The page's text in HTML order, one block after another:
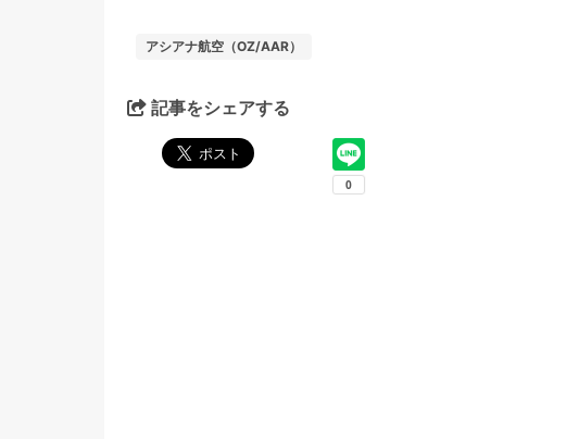
アシアナ航空（OZ/AAR）
記事をシェアする